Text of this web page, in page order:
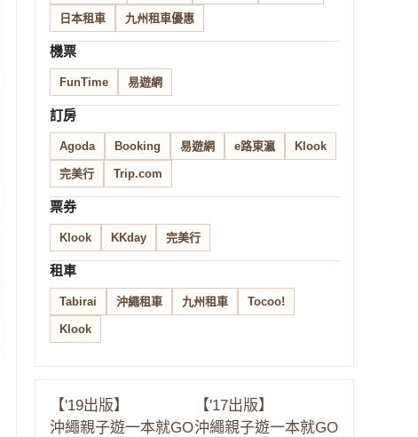
日本租車 九州租車優惠
機票
FunTime 易遊網
訂房
Agoda Booking 易遊網 e路東瀛 Klook
完美行 Trip.com
票券
Klook KKday 完美行
租車
Tabirai 沖繩租車 九州租車 Tocoo!
Klook
【'19出版】
沖繩親子遊一本就GO
【'17出版】
沖繩親子遊一本就GO